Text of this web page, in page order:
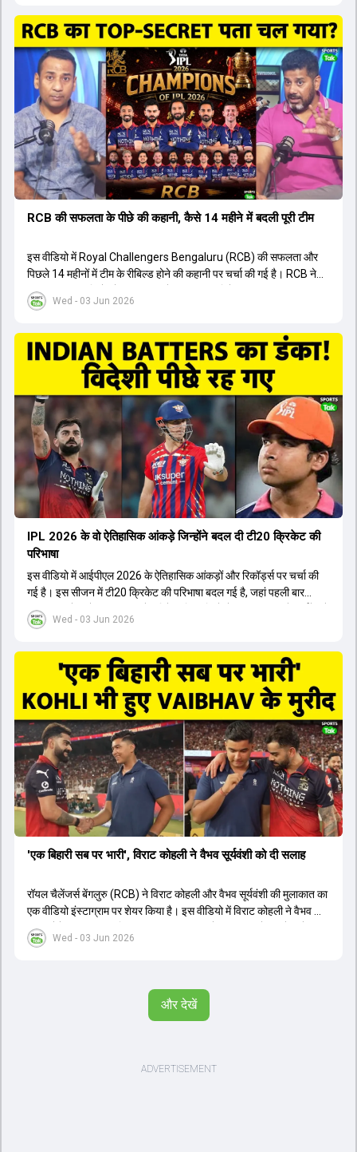
ऑस्ट्रेलियाई कप्तान के अनुसार, शुरुआत में लोगों को इस खिलाड़ी के प्रदर्शन पर
संदेह था, लेकिन अब उसने खुद को एक बेहतरीन बल्लेबाज साबित कर दिया है जो
गेंद को बाउंड्री के काफी पार मारने की क्षमता रखता है। वहीं, इंग्लैंड के पूर्व कप्तान
ने कहा कि टूर्नामेंट जीतने वाली टीम के अलावा इस सीजन की सबसे बड़ी बात इस
युवा खिलाड़ी का प्रदर्शन रहा है, जिसे देखने के लिए स्टेडियम में भारी भीड़ उमड़ती
थी। शानदार प्रदर्शन के बाद इस युवा खिलाड़ी को श्रीलंका में होने वाली
त्रिकोणीय सीरीज के लिए इंडिया ए टीम में भी शामिल कर लिया गया है।
Wed - 03 Jun 2026
RCB की सफलता के पीछे की कहानी, कैसे 14 महीने में बदली पूरी टीम
इस वीडियो में Royal Challengers Bengaluru (RCB) की सफलता और
पिछले 14 महीनों में टीम के रीबिल्ड होने की कहानी पर चर्चा की गई है। RCB ने
अपनी पुरानी गलतियों को स्वीकार करते हुए एक नया रिसेट बटन दबाया। टीम
मैनेजमेंट में Mo Bobat, Andy Flower, Dinesh Karthik और एनालिस्ट
के तहत Bhuvneshwar Kumar, Krunal Pandya और Rasikh Salam
जैसे भारतीय खिलाड़ियों को टीम में शामिल किया गया, जिन्होंने शानदार प्रदर्शन
किया। इसके अलावा, Virat Kohli की भूमिका में भी बदलाव देखा गया, जहां वह
अब टीम के युवा खिलाड़ियों के साथ ज्यादा जुड़े हुए नजर आते हैं। कप्तान Rajat
Patidar के नेतृत्व में टीम का कम्युनिकेशन बहुत स्पष्ट रहा है। एनालिस्ट से लेकर
मैनेजमेंट तक, सभी एक ही पेज पर रहते हैं, जिससे मैदान पर कोई कंफ्यूजन नहीं
होता। यही कारण है कि RCB ने लगातार सफलता हासिल की है।
Wed - 03 Jun 2026
IPL 2026 के वो ऐतिहासिक आंकड़े जिन्होंने बदल दी टी20 क्रिकेट की
परिभाषा
इस वीडियो में आईपीएल 2026 के ऐतिहासिक आंकड़ों और रिकॉर्ड्स पर चर्चा की
गई है। इस सीजन में टी20 क्रिकेट की परिभाषा बदल गई है, जहां पहली बार
भारतीय बल्लेबाजों का स्ट्राइक रेट विदेशी खिलाड़ियों से ज्यादा रहा। पूरे टूर्नामेंट में
1426 छक्के लगे और 65 बार टीमों ने 200 से ज्यादा का स्कोर बनाया, जो एक
स्ट्राइक रेट के साथ मोस्ट वैल्युएबल प्लेयर का खिताब जीता। इसके अलावा पंजाब
और बेंगलुरु के प्रदर्शन के साथ-साथ लक्ष्य का पीछा करने वाली टीमों की सफलता
के आंकड़ों का भी विश्लेषण किया गया है।
Wed - 03 Jun 2026
'एक बिहारी सब पर भारी', विराट कोहली ने वैभव सूर्यवंशी को दी सलाह
रॉयल चैलेंजर्स बेंगलुरु (RCB) ने विराट कोहली और वैभव सूर्यवंशी की मुलाकात का
एक वीडियो इंस्टाग्राम पर शेयर किया है। इस वीडियो में विराट कोहली ने वैभव को
सलाह देते हुए कहा, 'एक बिहारी सब पर भारी। बस गेम खत्म।' कोहली ने उन्हें खुद
पर विश्वास रखने और नकारात्मक बातों पर ध्यान न देने की सलाह दी। आईपीएल
सीरीज खेलेंगे। वहीं, विराट कोहली लंदन रवाना हो गए हैं और अगली वनडे सीरीज में
और देखें